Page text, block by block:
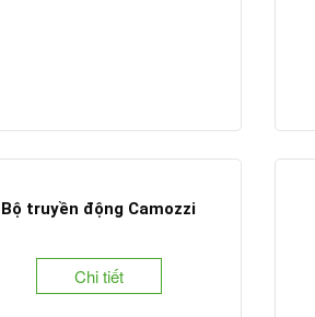
Bộ truyền động Camozzi
Chi tiết